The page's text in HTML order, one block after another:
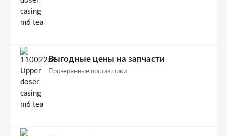
Выгодные цены на запчасти
Проверенные поставщики